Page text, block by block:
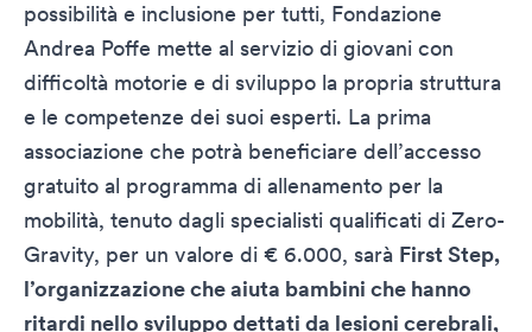
possibilità e inclusione per tutti, Fondazione
Andrea Poffe mette al servizio di giovani con
difficoltà motorie e di sviluppo la propria struttura
e le competenze dei suoi esperti. La prima
associazione che potrà beneficiare dell’accesso
gratuito al programma di allenamento per la
mobilità, tenuto dagli specialisti qualificati di Zero-
Gravity, per un valore di € 6.000, sarà First Step,
l’organizzazione che aiuta bambini che hanno
ritardi nello sviluppo dettati da lesioni cerebrali,